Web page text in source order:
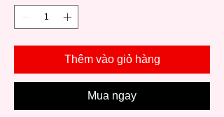
Thêm vào giỏ hàng
Mua ngay